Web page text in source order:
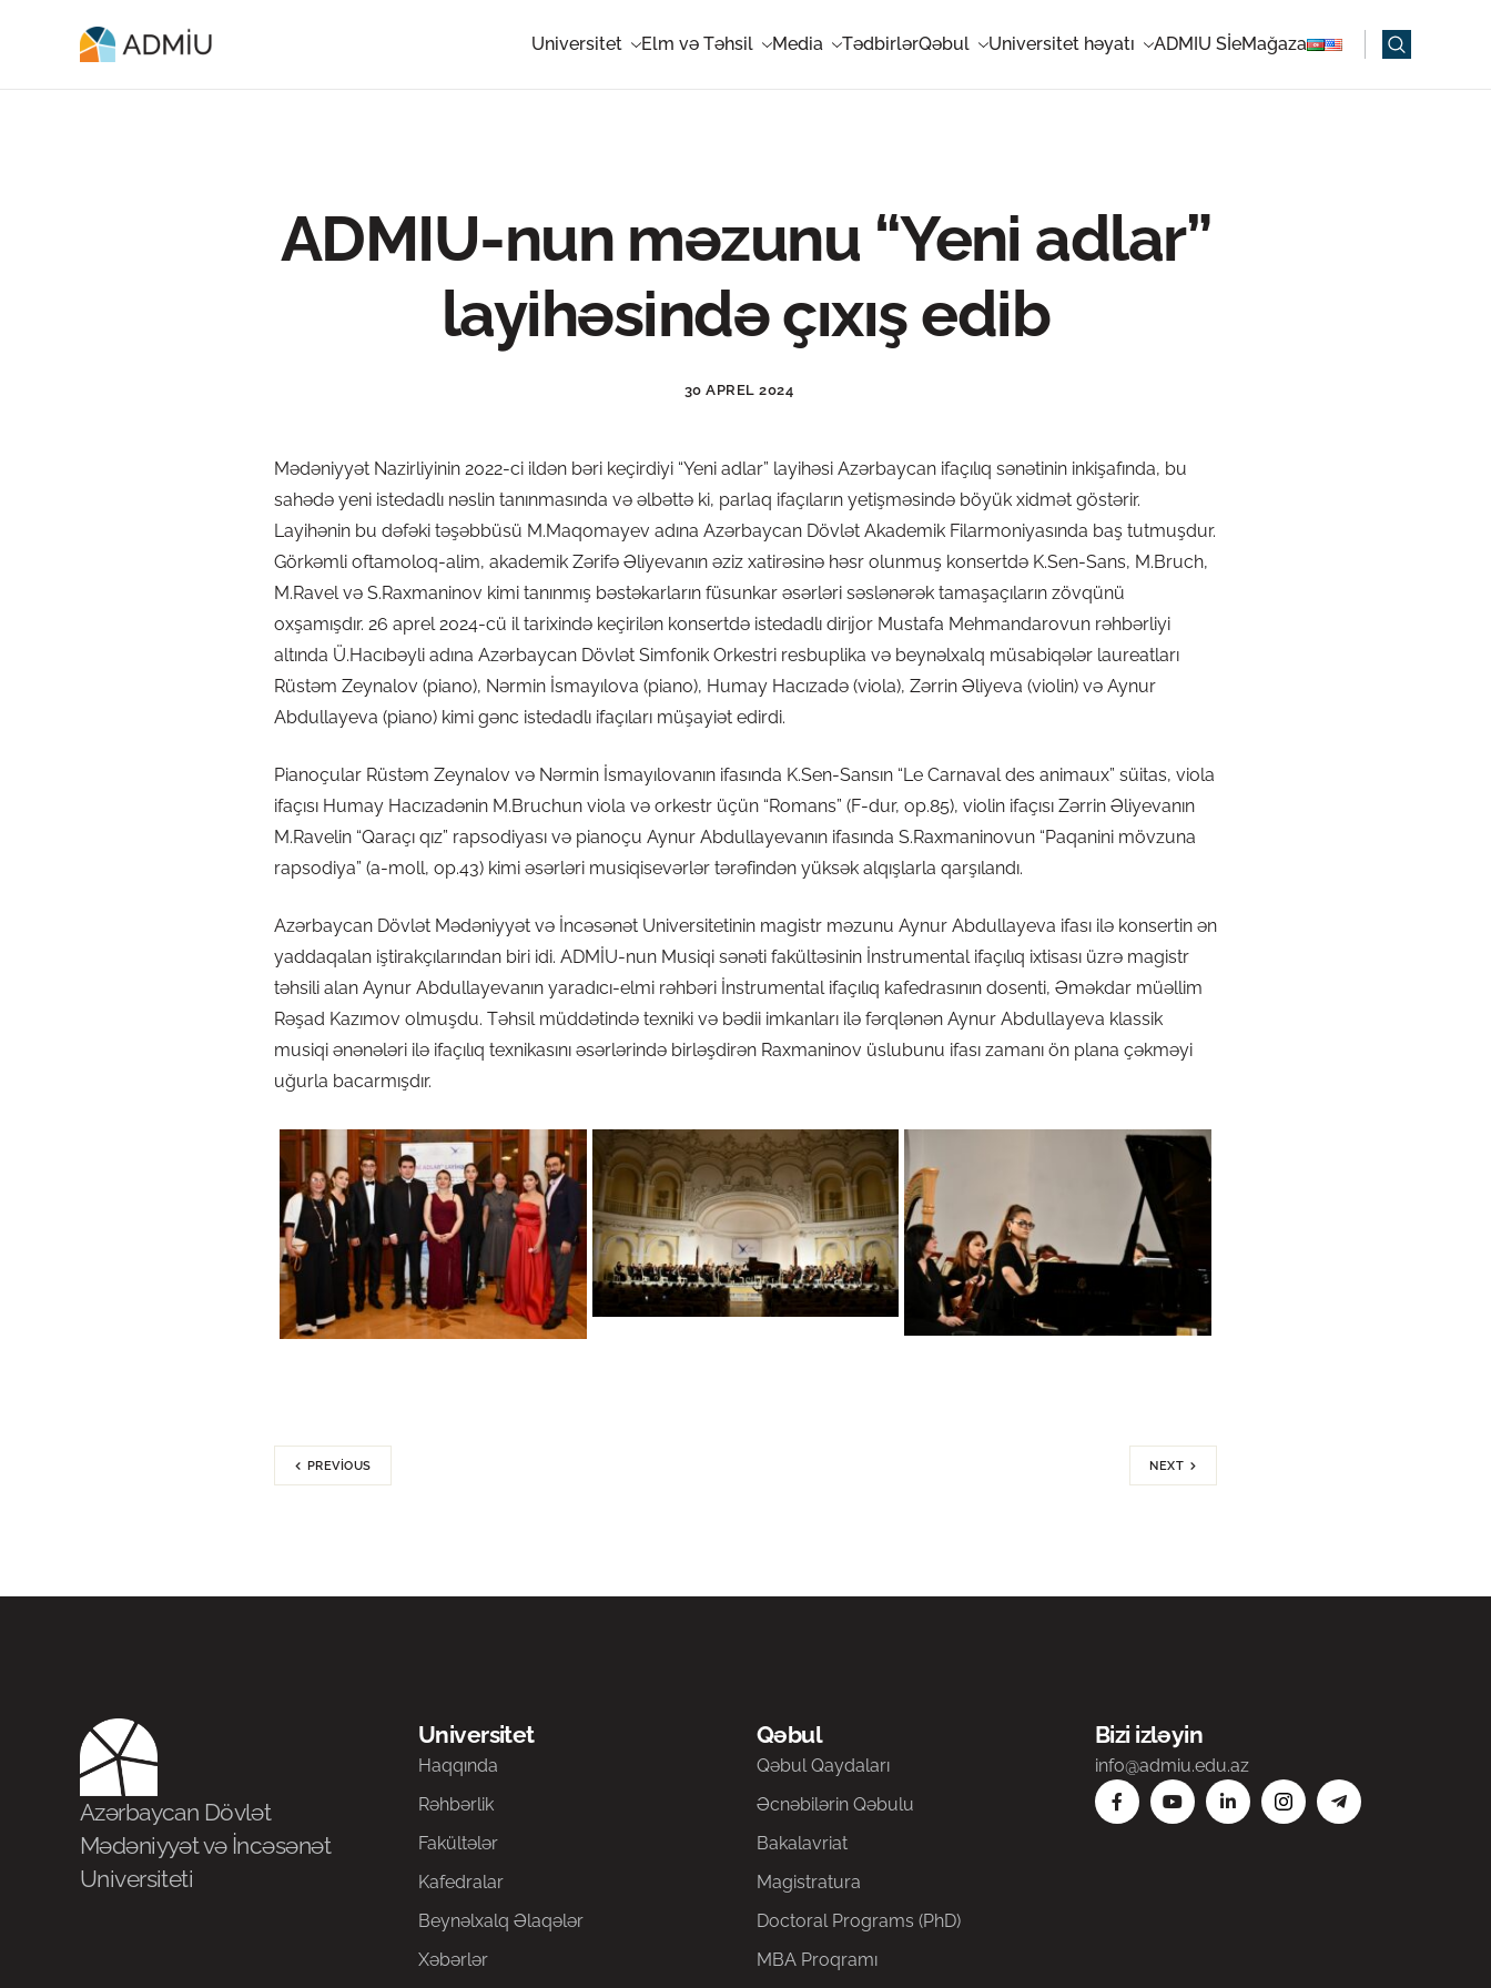
Universitet Elm və Təhsil Media TədbirlərQəbul Universitet həyatı ADMIU SİeMağaza
ADMIU-nun məzunu “Yeni adlar”
layihəsində çıxış edib
30 APREL 2024
Mədəniyyət Nazirliyinin 2022-ci ildən bəri keçirdiyi “Yeni adlar” layihəsi Azərbaycan ifaçılıq sənətinin inkişafında, bu
sahədə yeni istedadlı nəslin tanınmasında və əlbəttə ki, parlaq ifaçıların yetişməsində böyük xidmət göstərir.
Layihənin bu dəfəki təşəbbüsü M.Maqomayev adına Azərbaycan Dövlət Akademik Filarmoniyasında baş tutmuşdur.
Görkəmli oftamoloq-alim, akademik Zərifə Əliyevanın əziz xatirəsinə həsr olunmuş konsertdə K.Sen-Sans, M.Bruch,
M.Ravel və S.Raxmaninov kimi tanınmış bəstəkarların füsunkar əsərləri səslənərək tamaşaçıların zövqünü
oxşamışdır. 26 aprel 2024-cü il tarixində keçirilən konsertdə istedadlı dirijor Mustafa Mehmandarovun rəhbərliyi
altında Ü.Hacıbəyli adına Azərbaycan Dövlət Simfonik Orkestri resbuplika və beynəlxalq müsabiqələr laureatları
Rüstəm Zeynalov (piano), Nərmin İsmayılova (piano), Humay Hacızadə (viola), Zərrin Əliyeva (violin) və Aynur
Abdullayeva (piano) kimi gənc istedadlı ifaçıları müşayiət edirdi.
Pianoçular Rüstəm Zeynalov və Nərmin İsmayılovanın ifasında K.Sen-Sansın “Le Carnaval des animaux” süitas, viola
ifaçısı Humay Hacızadənin M.Bruchun viola və orkestr üçün “Romans” (F-dur, op.85), violin ifaçısı Zərrin Əliyevanın
M.Ravelin “Qaraçı qız” rapsodiyası və pianoçu Aynur Abdullayevanın ifasında S.Raxmaninovun “Paqanini mövzuna
rapsodiya” (a-moll, op.43) kimi əsərləri musiqisevərlər tərəfindən yüksək alqışlarla qarşılandı.
Azərbaycan Dövlət Mədəniyyət və İncəsənət Universitetinin magistr məzunu Aynur Abdullayeva ifası ilə konsertin ən
yaddaqalan iştirakçılarından biri idi. ADMİU-nun Musiqi sənəti fakültəsinin İnstrumental ifaçılıq ixtisası üzrə magistr
təhsili alan Aynur Abdullayevanın yaradıcı-elmi rəhbəri İnstrumental ifaçılıq kafedrasının dosenti, Əməkdar müəllim
Rəşad Kazımov olmuşdu. Təhsil müddətində texniki və bədii imkanları ilə fərqlənən Aynur Abdullayeva klassik
musiqi ənənələri ilə ifaçılıq texnikasını əsərlərində birləşdirən Raxmaninov üslubunu ifası zamanı ön plana çəkməyi
uğurla bacarmışdır.
PREVIOUS NEXT
Azərbaycan Dövlət
Mədəniyyət və İncəsənət
Universiteti
Universitet
Haqqında
Rəhbərlik
Fakültələr
Kafedralar
Beynəlxalq Əlaqələr
Xəbərlər
Qəbul
Qəbul Qaydaları
Əcnəbilərin Qəbulu
Bakalavriat
Magistratura
Doctoral Programs (PhD)
MBA Proqramı
Bizi izləyin
info@admiu.edu.az